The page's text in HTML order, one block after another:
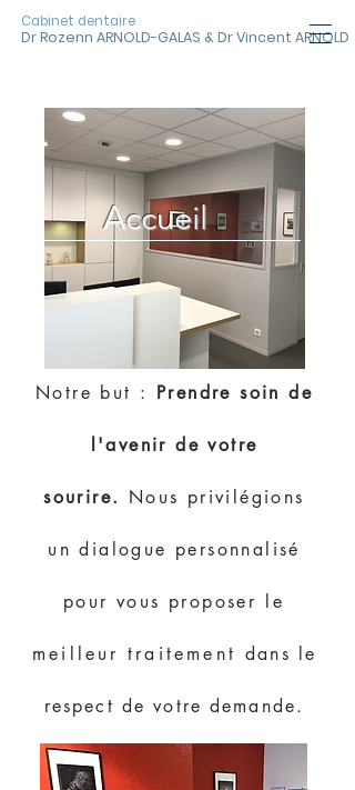
Dr Rozenn ARNOLD-GALAS & Dr Vincent ARNOLD
Cabinet dentaire
Accueil
Notre but : Prendre soin de
l'avenir de votre
sourire. Nous privilégions
un dialogue personnalisé
pour vous proposer le
meilleur traitementdans le
respect de votre demande.